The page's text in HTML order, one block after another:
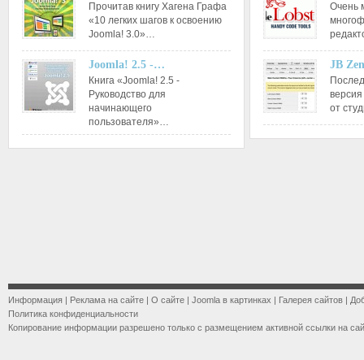
Прочитав книгу Хагена Графа
«10 легких шагов к освоению
Joomla! 3.0»…
Joomla! 2.5 -…
Книга «Joomla! 2.5 -
Руководство для
начинающего
пользователя»…
Очень
JB
от
Информация | Реклама на сайте | О сайте | Joomla в картинках | Галерея сайтов |
Политика конфиденциальности
Копирование информации разрешено только с размещением активной ссылки на